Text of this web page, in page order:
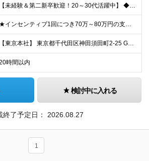
【未経験＆第二新卒歓迎！20～30代活躍中】 ◆学歴不問 ◆社会人経験が1年以上ある方（職種・業種は不問） ◆普通自動車免許（AT限定可）必須 ＼こんな方をお待ちしています／ ・当社のビジョンに共感
★インセンティブ1回につき70万～80万円の支給実績も！ ■月給30万円～40万円＋賞与（インセンティブ）年2回 ※上記には、固定残業代（月30時間分／54,800円～73,000円）を含んでいます
【東京本社】 東京都千代田区神田須田町2-25 GYB秋葉原11F ※変更の範囲：上記を除く当社関連勤務地（東京都千代田区及び大阪営業所）
時間以内
検討中に入れる
終了予定日： 2026.08.27
1